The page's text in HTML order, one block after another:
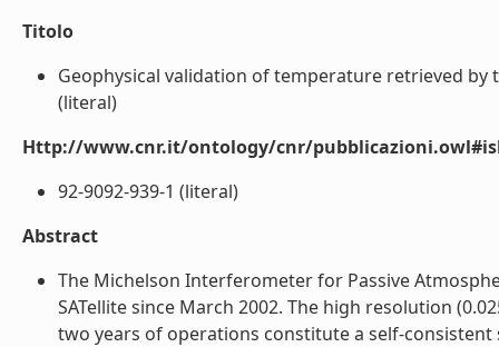
Titolo
Geophysical validation of temperature retrieved by
(literal)
Http://www.cnr.it/ontology/cnr/
92-9092-939-1 (literal)
Abstract
The Michelson Interferometer for Passive
SATellite since March 2002. The high resolution
two years of operations constitute a self-